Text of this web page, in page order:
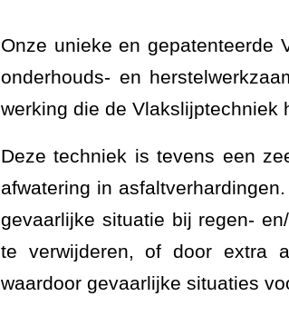
Onze unieke en gepatenteerde
onderhouds- en
werking die de Vlakslijptechniek
Deze techniek is tevens een
afwatering in
gevaarlijke situatie bij regen-
te verwijderen, of door extra
waardoor gevaarlijke situaties